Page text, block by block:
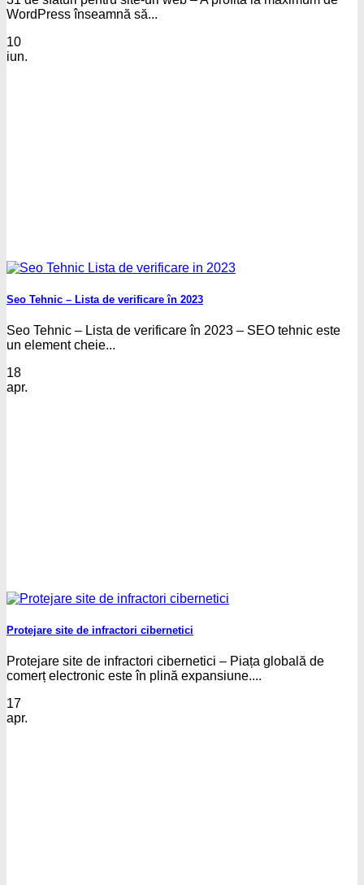
WordPress înseamnă să...
10
iun.
Seo Tehnic – Lista de verificare în 2023
Seo Tehnic – Lista de verificare în 2023 – SEO tehnic este
un element cheie...
18
apr.
Protejare site de infractori cibernetici
Protejare site de infractori cibernetici – Piața globală de
comerț electronic este în plină expansiune....
17
apr.